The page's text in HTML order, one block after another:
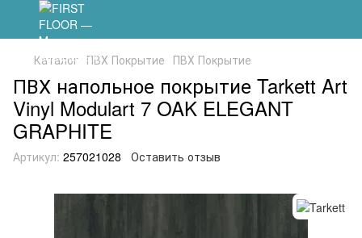
Каталог ПВХ Покрытие ПВХ Покрытие
ПВХ напольное покрытие Tarkett Art
Vinyl Modulart 7 OAK ELEGANT
GRAPHITE
Артикул: 257021028 Оставить отзыв